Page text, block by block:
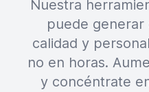
Nuestra
puede generar
calidad y
no en horas.
y concéntrate